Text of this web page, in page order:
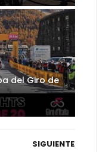
del Giro de
SIGUIENTE